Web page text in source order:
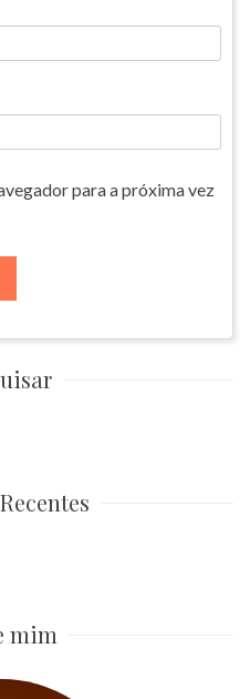
para a próxima vez
mim